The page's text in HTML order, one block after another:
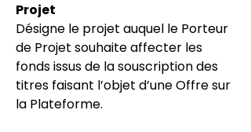
Projet
Désigne le projet auquel le Porteur
de Projet souhaite affecter les
fonds issus de la souscription des
titres faisant l’objet d’une Offre sur
la Plateforme.